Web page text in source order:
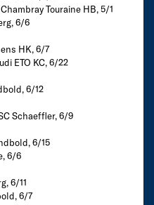
Chambray Touraine HB, 5/1
6/6
HK, 6/7
ETO KC, 6/22
6/12
Schaeffler, 6/9
6/15
6/6
6/11
6/7